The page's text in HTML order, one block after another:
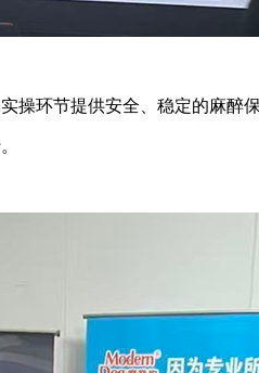
环节提供安全、稳定的麻醉